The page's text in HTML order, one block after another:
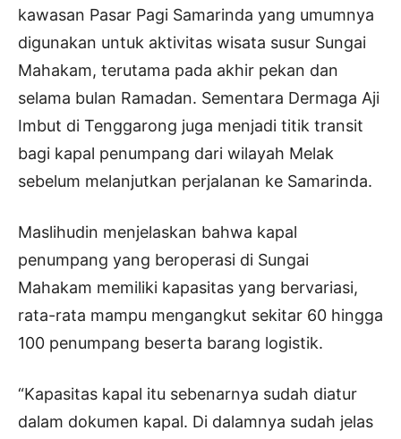
kawasan Pasar Pagi Samarinda yang umumnya
digunakan untuk aktivitas wisata susur Sungai
Mahakam, terutama pada akhir pekan dan
selama bulan Ramadan. Sementara Dermaga Aji
Imbut di Tenggarong juga menjadi titik transit
bagi kapal penumpang dari wilayah Melak
sebelum melanjutkan perjalanan ke Samarinda.
Maslihudin menjelaskan bahwa kapal
penumpang yang beroperasi di Sungai
Mahakam memiliki kapasitas yang bervariasi,
rata-rata mampu mengangkut sekitar 60 hingga
100 penumpang beserta barang logistik.
“Kapasitas kapal itu sebenarnya sudah diatur
dalam dokumen kapal. Di dalamnya sudah jelas